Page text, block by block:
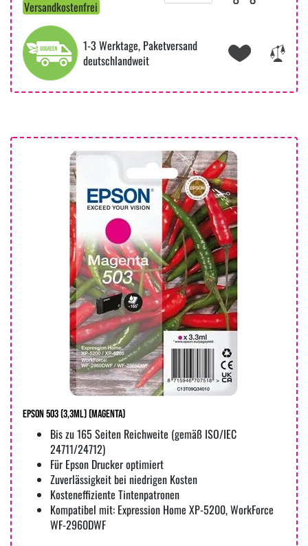
Versandkostenfrei
1-3 Werktage, Paketversand
deutschlandweit
Epson 503 (3,3ml) (Magenta)
Bis zu 165 Seiten Reichweite (gemäß ISO/IEC
24711/24712)
Für Epson Drucker optimiert
Zuverlässigkeit bei niedrigen Kosten
Kosteneffiziente Tintenpatronen
Kompatibel mit: Expression Home XP-5200, WorkForce
WF-2960DWF